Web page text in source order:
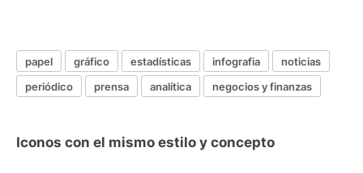
papel gráfico estadísticas infografia
noticias
periódico
prensa analítica negocios y finanzas
Iconos con el mismo estilo y concepto